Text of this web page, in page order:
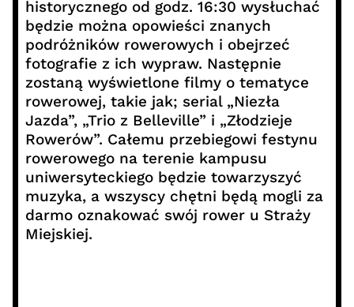
historycznego od godz. 16:30 wysłuchać
będzie można opowieści znanych
podróżników rowerowych i obejrzeć
fotografie z ich wypraw. Następnie
zostaną wyświetlone filmy o tematyce
rowerowej, takie jak; serial „Niezła
Jazda”, „Trio z Belleville” i „Złodzieje
Rowerów”. Całemu przebiegowi festynu
rowerowego na terenie kampusu
uniwersyteckiego będzie towarzyszyć
muzyka, a wszyscy chętni będą mogli za
darmo oznakować swój rower u Straży
Miejskiej.